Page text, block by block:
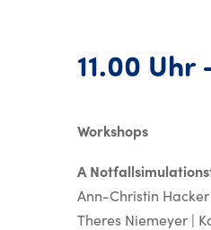
22.
11.00 Uhr
Workshops
A
Ann-Christin
Theres Niemeyer |